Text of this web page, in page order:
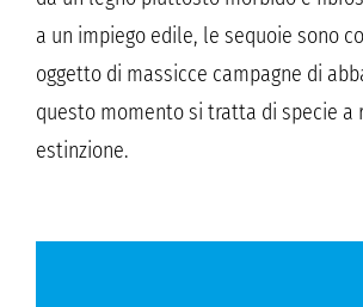
a un impiego edile, le sequoie sono
oggetto di massicce campagne di
questo momento si tratta di specie a
estinzione.